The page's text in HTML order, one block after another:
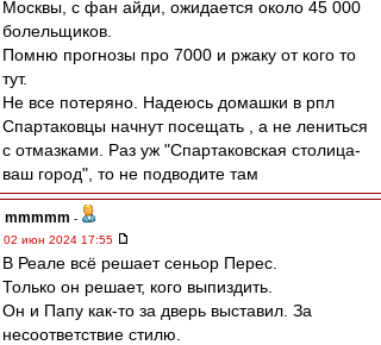
Москвы, с фан айди, ожидается около 45 000
болельщиков.
Помню прогнозы про 7000 и ржаку от кого то
тут.
Не все потеряно. Надеюсь домашки в рпл
Спартаковцы начнут посещать , а не лениться
с отмазками. Раз уж "Спартаковская столица-
ваш город", то не подводите там
mmmmm -
02 июн 2024 17:55
В Реале всё решает сеньор Перес.
Только он решает, кого выпиздить.
Он и Папу как-то за дверь выставил. За
несоответствие стилю.